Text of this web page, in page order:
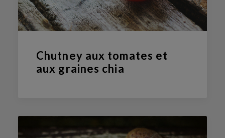
Chutney aux tomates et
aux graines chia